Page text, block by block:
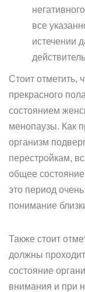
все
истечении
Стоит отметить,
прекрасного
состоянием
менопаузы. Как
организм
перестройкам,
общее
это период
понимание
Также стоит
должны
состояние
внимания и при